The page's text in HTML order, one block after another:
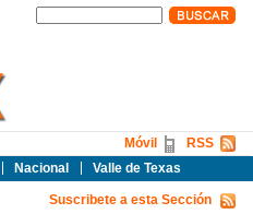
Nacional Valle de Texas
RSS
Móvil
Suscribete a esta Sección